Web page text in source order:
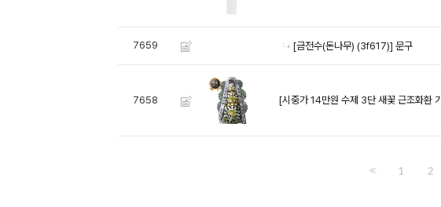
7659 [금전수(돈나무) (3f617)] 문구
7658 [시중가 14만원 수제 3단 새꽃 근조화환
<< 1 2